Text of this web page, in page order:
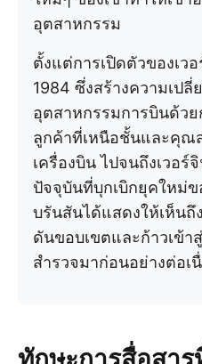
อุตสาหกรรม
ตั้งแต่การเปิดตัวของเ
1984 ซึ่งสร้างความเป
อุตสาหกรรมการบินด้วย
ลูกค้าที่เหนือชั้นและคุณ
เครื่องบิน ไปจนถึงเวอ
ปัจจุบันที่บุกเบิกยุคใหม่ข
บรันสันได้แสดงให้เห็น
ดันขอบเขตและก้าวเข้
สำรวจมาก่อนอย่างต่อเ
ทักษะการสื่อสา